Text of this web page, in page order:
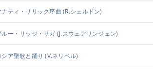
ナティ・リリック序曲 (R.シェルドン)
ルー・リッジ・サガ (J.スウェアリンジェン)
シア聖歌と踊り (V.ネリベル)